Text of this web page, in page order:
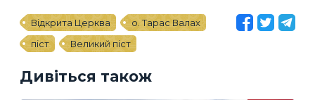
Відкрита Церква
о. Тарас Валах
піст
Великий піст
Дивіться також